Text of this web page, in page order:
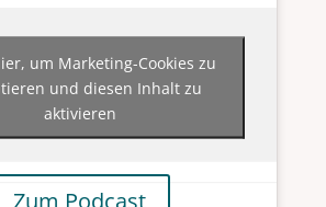
um Marketing-Cookies zu
und diesen Inhalt zu
aktivieren
Zum Podcast